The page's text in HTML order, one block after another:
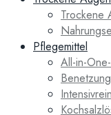
Trockene
Pflegemittel
All-in-